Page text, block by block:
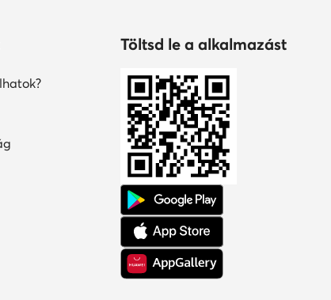
Töltsd le a alkalmazást